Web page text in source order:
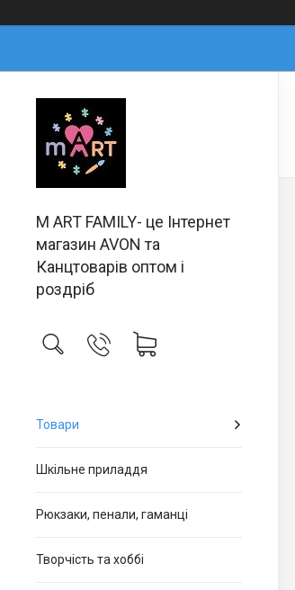
M ART FAMILY- це Інтернет
магазин AVON та
Канцтоварів оптом і
роздріб
Товари
Шкільне приладдя
Рюкзаки, пенали, гаманці
Творчість та хоббі